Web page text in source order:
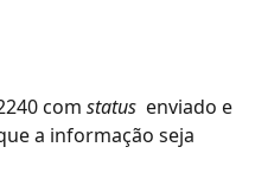
com status enviado e
a informação seja